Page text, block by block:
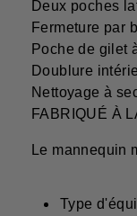
Deux poches
Fermeture par
Poche de gilet
Doublure
Nettoyage à
FABRIQUÉ À
Le mannequin
Type